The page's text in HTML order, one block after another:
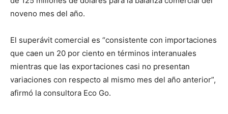
noveno mes del año.
El superávit comercial es “consistente con importaciones
que caen un 20 por ciento en términos interanuales
mientras que las exportaciones casi no presentan
variaciones con respecto al mismo mes del año anterior”,
afirmó la consultora Eco Go.